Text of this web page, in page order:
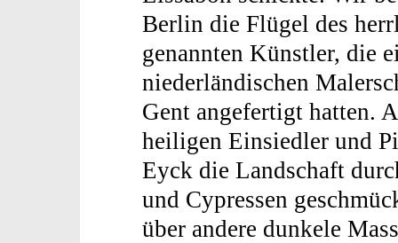
Berlin die Flügel des
genannten Künstler, die
niederländischen
Gent angefertigt hatten.
heiligen Einsiedler und
Eyck die Landschaft
und Cypressen
über andere dunkele